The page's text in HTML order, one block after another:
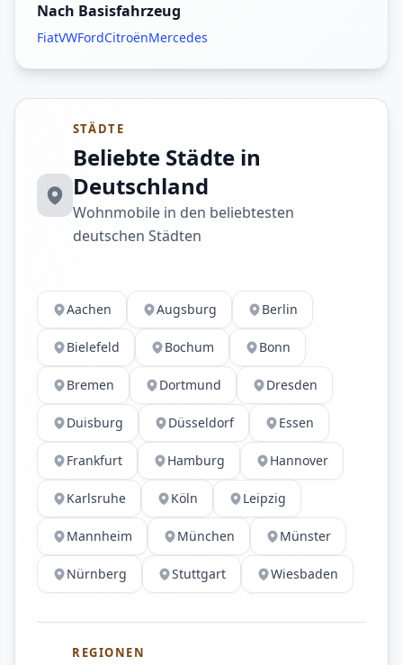
Nach Basisfahrzeug
FiatVWFordCitroënMercedes
STÄDTE
Beliebte Städte in
Deutschland
Wohnmobile in den beliebtesten
deutschen Städten
Aachen Augsburg Berlin
Bielefeld Bochum Bonn
Bremen Dortmund Dresden
Duisburg Düsseldorf Essen
Frankfurt Hamburg Hannover
Karlsruhe Köln Leipzig
Mannheim München Münster
Nürnberg Stuttgart Wiesbaden
REGIONEN